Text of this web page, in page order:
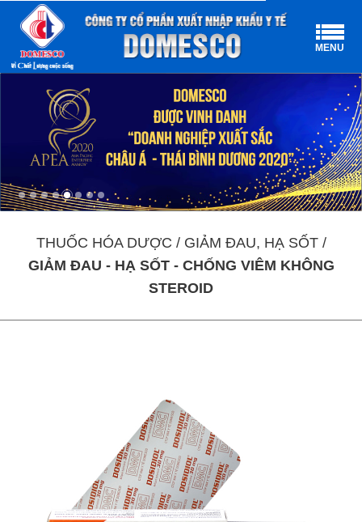
MENU
THUỐC HÓA DƯỢC / GIẢM ĐAU, HẠ SỐT /
GIẢM ĐAU - HẠ SỐT - CHỐNG VIÊM KHÔNG
STEROID